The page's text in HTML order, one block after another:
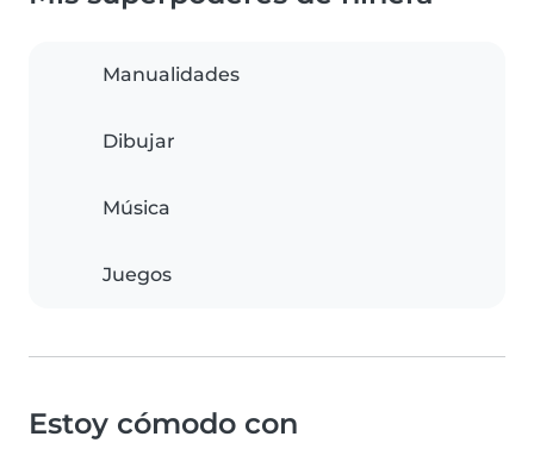
Manualidades
Dibujar
Música
Juegos
Estoy cómodo con